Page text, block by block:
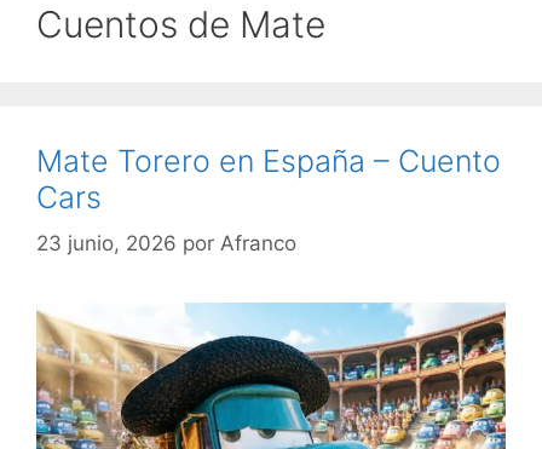
Cuentos de Mate
Mate Torero en España – Cuento
Cars
23 junio, 2026 por Afranco